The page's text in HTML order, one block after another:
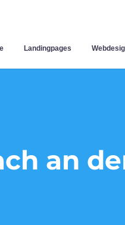
Landingpages
an